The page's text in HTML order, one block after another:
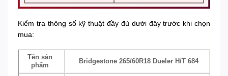
Kiểm tra thông số kỹ thuật đầy đủ dưới đây trước khi chọn
mua:
Tên sản
phẩm
Bridgestone 265/60R18 Dueler H/T 684